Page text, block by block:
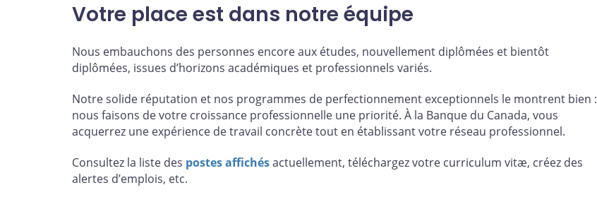
Votre place est dans notre équipe
Nous embauchons des personnes encore aux études, nouvellement diplômées et bientôt
diplômées, issues d’horizons académiques et professionnels variés.
Notre solide réputation et nos programmes de perfectionnement exceptionnels le montrent bien :
nous faisons de votre croissance professionnelle une priorité. À la Banque du Canada, vous
acquerrez une expérience de travail concrète tout en établissant votre réseau professionnel.
Consultez la liste des postes affichésactuellement, téléchargez votre curriculum vitæ, créez des
alertes d’emplois, etc.